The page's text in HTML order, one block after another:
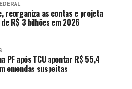
reorganiza as contas e projeta
R$ 3 bilhões em 2026
PF após TCU apontar R$ 55,4
emendas suspeitas